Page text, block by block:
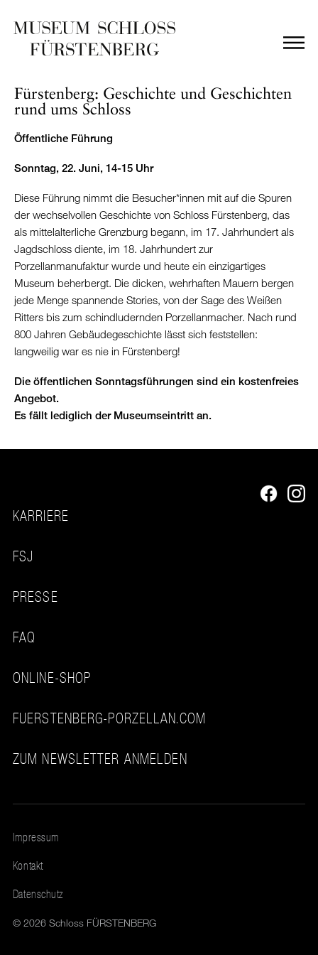
Fürstenberg: Geschichte und Geschichten
rund ums Schloss
Öffentliche Führung
Sonntag, 22. Juni, 14-15 Uhr
Diese Führung nimmt die Besucher*innen mit auf die Spuren
der wechselvollen Geschichte von Schloss Fürstenberg, das
als mittelalterliche Grenzburg begann, im 17. Jahrhundert als
Jagdschloss diente, im 18. Jahrhundert zur
Porzellanmanufaktur wurde und heute ein einzigartiges
Museum beherbergt. Die dicken, wehrhaften Mauern bergen
jede Menge spannende Stories, von der Sage des Weißen
Ritters bis zum schindludernden Porzellanmacher. Nach rund
800 Jahren Gebäudegeschichte lässt sich feststellen:
langweilig war es nie in Fürstenberg!
Die öffentlichen Sonntagsführungen sind ein kostenfreies
Angebot.
Es fällt lediglich der Museumseintritt an.
KARRIERE
FSJ
PRESSE
FAQ
ONLINE-SHOP
FUERSTENBERG-PORZELLAN.COM
ZUM NEWSLETTER ANMELDEN
Impressum
Kontakt
Datenschutz
© 2026 Schloss FÜRSTENBERG